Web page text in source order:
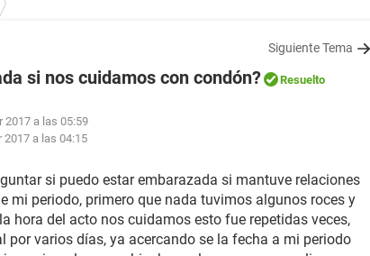
Siguiente Tema
si nos cuidamos con condón? Resuelto
2017 a las 05:59
2017 a las 04:15
si puedo estar embarazada si mantuve relaciones
mi periodo, primero que nada tuvimos algunos roces y
hora del acto nos cuidamos esto fue repetidas veces,
por varios días, ya acercando se la fecha a mi periodo